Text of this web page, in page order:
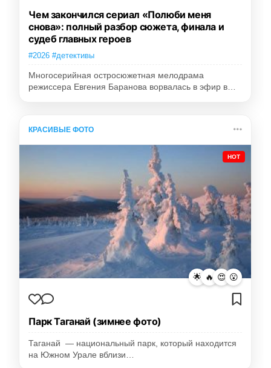
Чем закончился сериал «Полюби меня
снова»: полный разбор сюжета, финала и
судеб главных героев
#2026 #детективы
Многосерийная остросюжетная мелодрама
режиссера Евгения Баранова ворвалась в эфир в…
КРАСИВЫЕ ФОТО
HOT
🌟 🔥 😍 😮
Парк Таганай (зимнее фото)
Таганай — национальный парк, который находится
на Южном Урале вблизи…